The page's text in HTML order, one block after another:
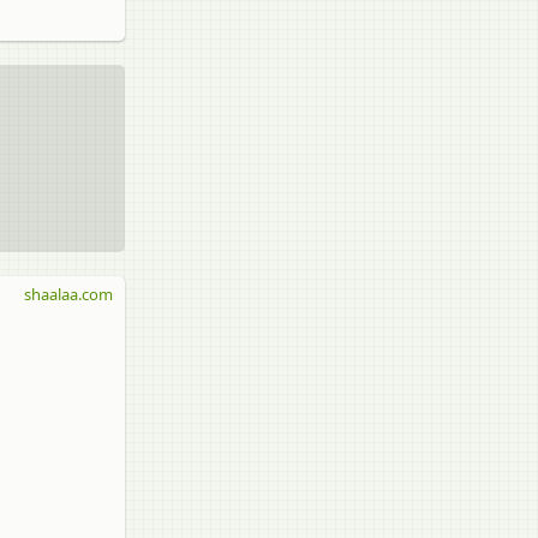
shaalaa.com